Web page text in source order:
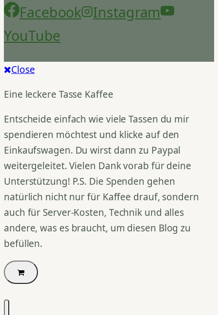
Facebook
Instagram
YouTube
Close
Eine leckere Tasse Kaffee
Entscheide einfach wie viele Tassen du mir
spendieren möchtest und klicke auf den
Einkaufswagen. Du wirst dann zu Paypal
weitergeleitet. Vielen Dank vorab für deine
Unterstützung! P.S. Die Spenden gehen
natürlich nicht nur für Kaffee drauf, sondern
auch für Server-Kosten, Technik und alles
andere, was es braucht, um diesen Blog zu
befüllen.